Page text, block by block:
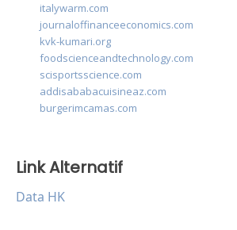
italywarm.com
journaloffinanceeconomics.com
kvk-kumari.org
foodscienceandtechnology.com
scisportsscience.com
addisababacuisineaz.com
burgerimcamas.com
Link Alternatif
Data HK